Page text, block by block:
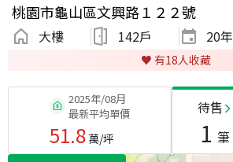
桃園市龜山區文興路１２２號
大樓 142戶 20年
♥️ 有18人收藏
2025年/08月
最新平均單價
51.8萬/坪
待售
1 筆